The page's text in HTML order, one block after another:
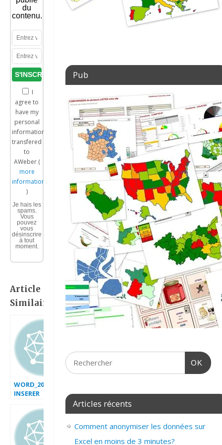
du
contenu.
I
agree to
have my
personal
information
transfered
to
AWeber (
more
information
)
Je hais les
spams.
Vous
pouvez
vous
désinscrire
à tout
moment.
Article
Similaire:
WORD_2007_
INSERER
SYMBOLE_EQUATION
Pub
OK
Articles récents
Comment anonymiser les données sur
Excel en moins de 3 minutes?